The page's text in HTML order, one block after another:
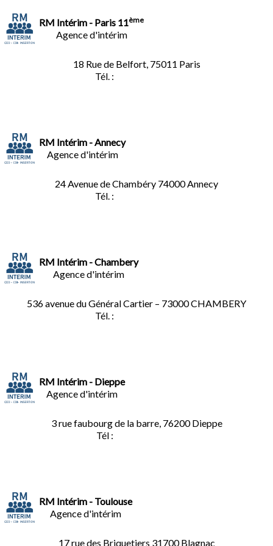
RM Intérim - Paris 11ème
Agence d'intérim
18 Rue de Belfort, 75011 Paris
Tél. :
RM Intérim - Annecy
Agence d'intérim
24 Avenue de Chambéry 74000 Annecy
Tél. :
RM Intérim - Chambery
Agence d'intérim
536 avenue du Général Cartier – 73000 CHAMBERY
Tél. :
RM Intérim - Dieppe
Agence d'intérim
3 rue faubourg de la barre, 76200 Dieppe
Tél :
RM Intérim - Toulouse
Agence d'intérim
17 rue des Briquetiers 31700 Blagnac